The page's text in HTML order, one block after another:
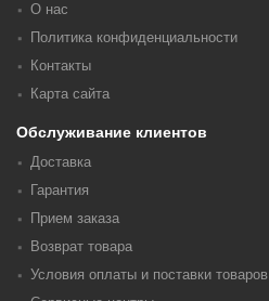
О нас
Политика конфиденциальности
Контакты
Карта сайта
Обслуживание клиентов
Доставка
Гарантия
Прием заказа
Возврат товара
Условия оплаты и поставки товаров